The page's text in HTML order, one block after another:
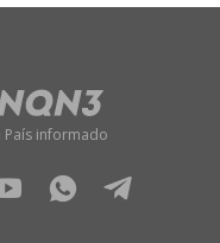
País informado